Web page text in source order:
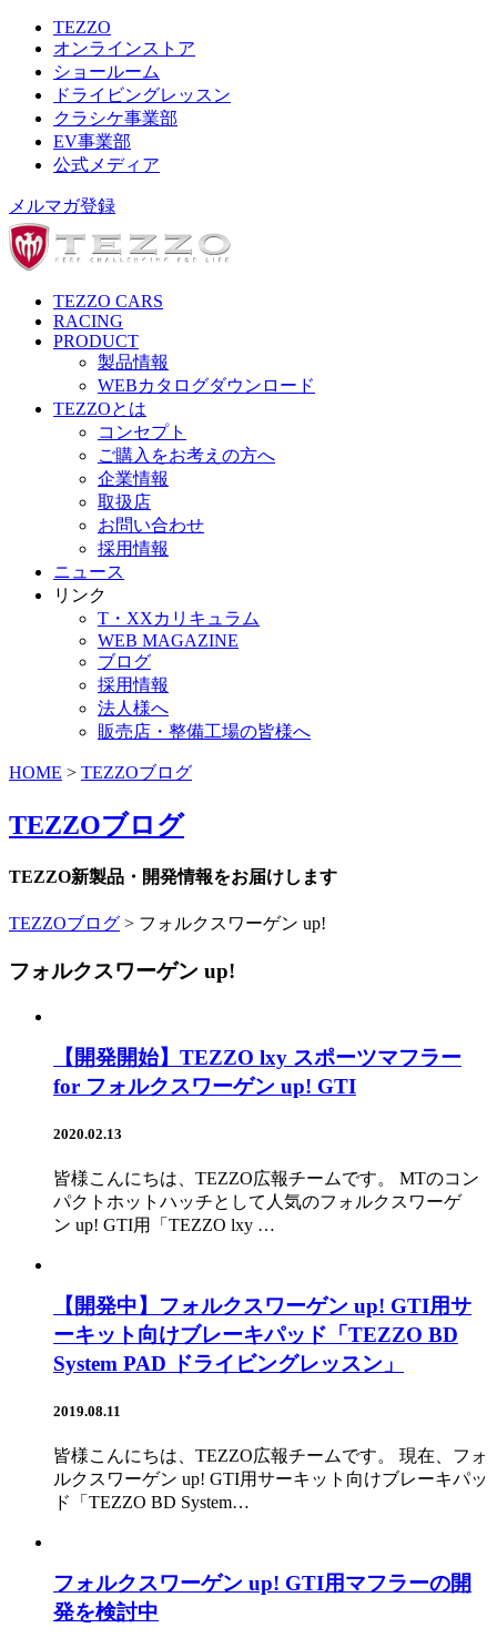
TEZZO
オンラインストア
ショールーム
ドライビングレッスン
クラシケ事業部
EV事業部
公式メディア
メルマガ登録
TEZZO CARS
RACING
PRODUCT
製品情報
WEBカタログダウンロード
TEZZOとは
コンセプト
ご購入をお考えの方へ
企業情報
取扱店
お問い合わせ
採用情報
ニュース
リンク
T・XXカリキュラム
WEB MAGAZINE
ブログ
採用情報
法人様へ
販売店・整備工場の皆様へ
HOME > TEZZOブログ
TEZZOブログ
TEZZO新製品・開発情報をお届けします
TEZZOブログ > フォルクスワーゲン up!
フォルクスワーゲン up!
【開発開始】TEZZO lxy スポーツマフラー
for フォルクスワーゲン up! GTI
2020.02.13
皆様こんにちは、TEZZO広報チームです。 MTのコン
パクトホットハッチとして人気のフォルクスワーゲ
ン up! GTI用「TEZZO lxy …
【開発中】フォルクスワーゲン up! GTI用サ
ーキット向けブレーキパッド「TEZZO BD
System PAD ドライビングレッスン」
2019.08.11
皆様こんにちは、TEZZO広報チームです。 現在、フォ
ルクスワーゲン up! GTI用サーキット向けブレーキパッ
ド「TEZZO BD System…
フォルクスワーゲン up! GTI用マフラーの開
発を検討中